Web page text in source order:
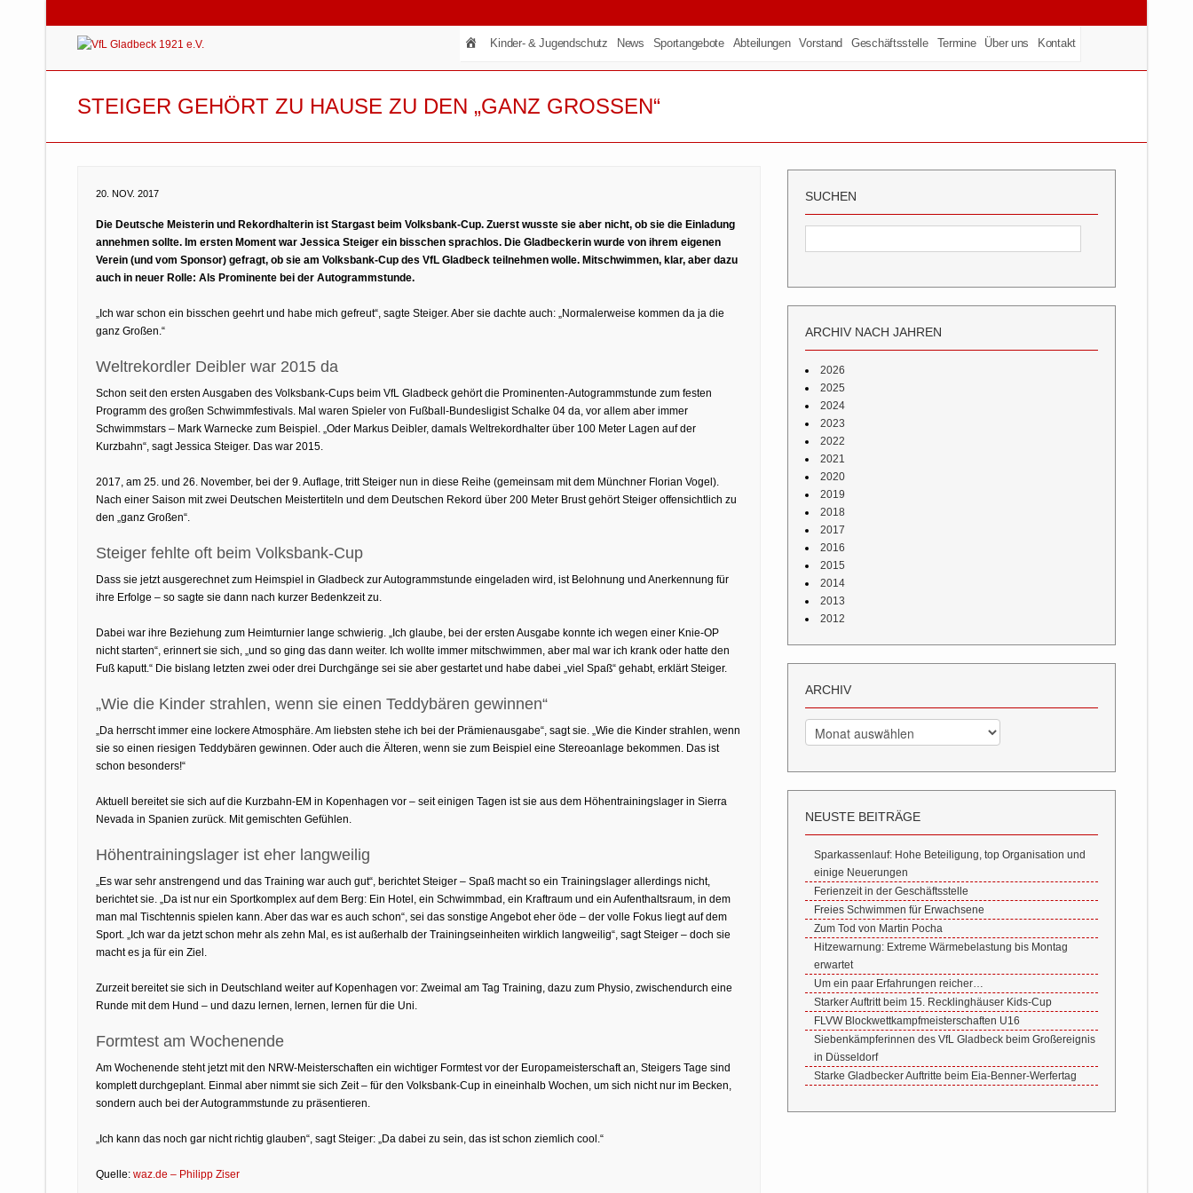
Kinder- & Jugendschutz News Sportangebote Abteilungen Vorstand Geschäftsstelle Termine Über uns Kontakt
STEIGER GEHÖRT ZU HAUSE ZU DEN „GANZ GROSSEN“
20. NOV. 2017
Die Deutsche Meisterin und Rekordhalterin ist Stargast beim Volksbank-Cup. Zuerst wusste sie aber nicht, ob sie die Einladung
annehmen sollte. Im ersten Moment war Jessica Steiger ein bisschen sprachlos. Die Gladbeckerin wurde von ihrem eigenen
Verein (und vom Sponsor) gefragt, ob sie am Volksbank-Cup des VfL Gladbeck teilnehmen wolle. Mitschwimmen, klar, aber dazu
auch in neuer Rolle: Als Prominente bei der Autogrammstunde.
„Ich war schon ein bisschen geehrt und habe mich gefreut“, sagte Steiger. Aber sie dachte auch: „Normalerweise kommen da ja die
ganz Großen.“
Weltrekordler Deibler war 2015 da
Schon seit den ersten Ausgaben des Volksbank-Cups beim VfL Gladbeck gehört die Prominenten-Autogrammstunde zum festen
Programm des großen Schwimmfestivals. Mal waren Spieler von Fußball-Bundesligist Schalke 04 da, vor allem aber immer
Schwimmstars – Mark Warnecke zum Beispiel. „Oder Markus Deibler, damals Weltrekordhalter über 100 Meter Lagen auf der
Kurzbahn“, sagt Jessica Steiger. Das war 2015.
2017, am 25. und 26. November, bei der 9. Auflage, tritt Steiger nun in diese Reihe (gemeinsam mit dem Münchner Florian Vogel).
Nach einer Saison mit zwei Deutschen Meistertiteln und dem Deutschen Rekord über 200 Meter Brust gehört Steiger offensichtlich zu
den „ganz Großen“.
Steiger fehlte oft beim Volksbank-Cup
Dass sie jetzt ausgerechnet zum Heimspiel in Gladbeck zur Autogrammstunde eingeladen wird, ist Belohnung und Anerkennung für
ihre Erfolge – so sagte sie dann nach kurzer Bedenkzeit zu.
Dabei war ihre Beziehung zum Heimturnier lange schwierig. „Ich glaube, bei der ersten Ausgabe konnte ich wegen einer Knie-OP
nicht starten“, erinnert sie sich, „und so ging das dann weiter. Ich wollte immer mitschwimmen, aber mal war ich krank oder hatte den
Fuß kaputt.“ Die bislang letzten zwei oder drei Durchgänge sei sie aber gestartet und habe dabei „viel Spaß“ gehabt, erklärt Steiger.
„Wie die Kinder strahlen, wenn sie einen Teddybären gewinnen“
„Da herrscht immer eine lockere Atmosphäre. Am liebsten stehe ich bei der Prämienausgabe“, sagt sie. „Wie die Kinder strahlen, wenn
sie so einen riesigen Teddybären gewinnen. Oder auch die Älteren, wenn sie zum Beispiel eine Stereoanlage bekommen. Das ist
schon besonders!“
Aktuell bereitet sie sich auf die Kurzbahn-EM in Kopenhagen vor – seit einigen Tagen ist sie aus dem Höhentrainingslager in Sierra
Nevada in Spanien zurück. Mit gemischten Gefühlen.
Höhentrainingslager ist eher langweilig
„Es war sehr anstrengend und das Training war auch gut“, berichtet Steiger – Spaß macht so ein Trainingslager allerdings nicht,
berichtet sie. „Da ist nur ein Sportkomplex auf dem Berg: Ein Hotel, ein Schwimmbad, ein Kraftraum und ein Aufenthaltsraum, in dem
man mal Tischtennis spielen kann. Aber das war es auch schon“, sei das sonstige Angebot eher öde – der volle Fokus liegt auf dem
Sport. „Ich war da jetzt schon mehr als zehn Mal, es ist außerhalb der Trainingseinheiten wirklich langweilig“, sagt Steiger – doch sie
macht es ja für ein Ziel.
Zurzeit bereitet sie sich in Deutschland weiter auf Kopenhagen vor: Zweimal am Tag Training, dazu zum Physio, zwischendurch eine
Runde mit dem Hund – und dazu lernen, lernen, lernen für die Uni.
Formtest am Wochenende
Am Wochenende steht jetzt mit den NRW-Meisterschaften ein wichtiger Formtest vor der Europameisterschaft an, Steigers Tage sind
komplett durchgeplant. Einmal aber nimmt sie sich Zeit – für den Volksbank-Cup in eineinhalb Wochen, um sich nicht nur im Becken,
sondern auch bei der Autogrammstunde zu präsentieren.
„Ich kann das noch gar nicht richtig glauben“, sagt Steiger: „Da dabei zu sein, das ist schon ziemlich cool.“
Quelle: waz.de – Philipp Ziser
SUCHEN
ARCHIV NACH JAHREN
2026
2025
2024
2023
2022
2021
2020
2019
2018
2017
2016
2015
2014
2013
2012
ARCHIV
Archiv
NEUSTE BEITRÄGE
Sparkassenlauf: Hohe Beteiligung, top Organisation und
einige Neuerungen
Ferienzeit in der Geschäftsstelle
Freies Schwimmen für Erwachsene
Zum Tod von Martin Pocha
Hitzewarnung: Extreme Wärmebelastung bis Montag
erwartet
Um ein paar Erfahrungen reicher…
Starker Auftritt beim 15. Recklinghäuser Kids-Cup
FLVW Blockwettkampfmeisterschaften U16
Siebenkämpferinnen des VfL Gladbeck beim Großereignis
in Düsseldorf
Starke Gladbecker Auftritte beim Eia-Benner-Werfertag